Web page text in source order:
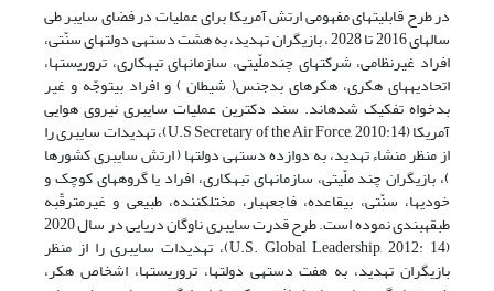
در طرح قابلیت­های مفهومی ارتش آمریکا برای عملیات در فضای سایبر طی
سال­های 2016 تا 2028 ، بازیگران تهدید، به هشت دسته­ی دولت­های سنّتی،
افراد غیرنظامی، شرکت­های چندملّیتی، سازمان­های تبهکاری، تروریست­ها،
اتحادیه­های هکری، هکرهای بدجنس( شیطان ) و افراد بی­توجّه و غیر
بدخواه تفکیک شده­اند. سند دکترین عملیات سایبری نیروی هوایی
آمریکا (U.S Secretary of the Air Force, 2010:14)، تهدیدات سایبری را
از منظر منشاء تهدید، به دوازده دسته­ی دولت­ها ( ارتش سایبری کشورها
)، بازیگران چند ملّیتی، سازمان­های تبهکاری، افراد یا گروه­های کوچک و
خودی­ها، سنّتی، بی­قاعده، فاجعه­بار، مختل­کننده، طبیعی و غیرمترقّبه
طبقه­بندی نموده است. طرح قدرت سایبری ناوگان دریایی در سال 2020
(U.S. Global Leadership, 2012: 14)، تهدیدات سایبری را از منظر
بازیگران تهدید، به هفت دسته­ی دولت­ها، تروریست­ها، اشخاص هکر،